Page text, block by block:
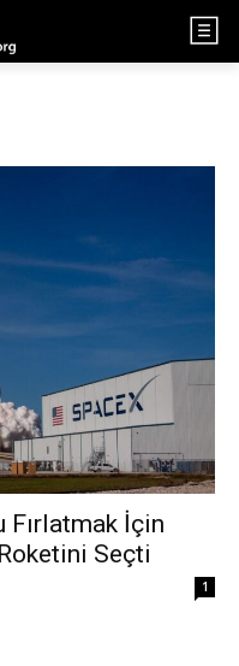
Fırlatmak İçin
Seçti
1